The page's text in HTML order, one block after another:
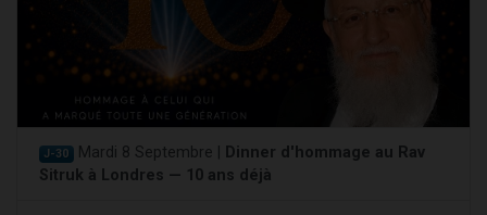
J-30 Mardi 8 Septembre |
Dinner d'hommage au Rav
Sitruk à Londres — 10 ans déjà